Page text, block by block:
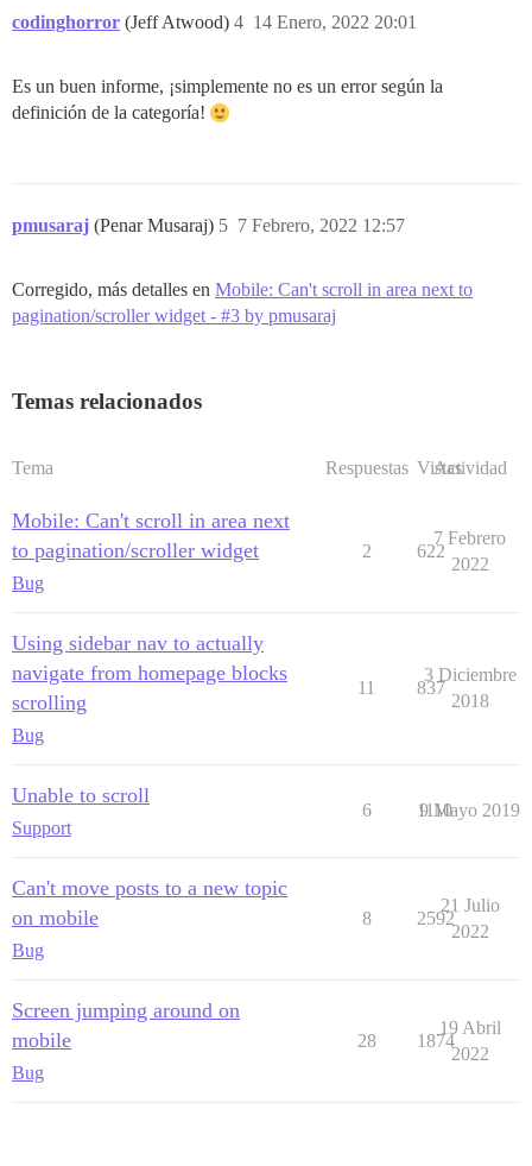
codinghorror (Jeff Atwood) 14 Enero, 2022 20:01
4
Es un buen informe, ¡simplemente no es un error según la
definición de la categoría!
pmusaraj (Penar Musaraj) 7 Febrero, 2022 12:57
5
Corregido, más detalles en Mobile: Can't scroll in area next to
pagination/scroller widget - #3 by pmusaraj
Temas relacionados
Tema Respuestas Vistas
Actividad
Mobile: Can't scroll in area next
to pagination/scroller widget
Bug
2 622
7 Febrero
2022
Using sidebar nav to actually
navigate from homepage blocks
scrolling
Bug
11 837
3 Diciembre
2018
Unable to scroll
Support
6 1110
9 Mayo 2019
Can't move posts to a new topic
on mobile
Bug
8 2592
21 Julio
2022
Screen jumping around on
mobile
Bug
28 1874
19 Abril
2022